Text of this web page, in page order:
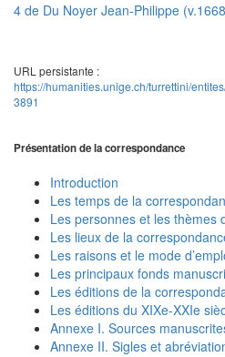
4 de Du Noyer Jean-Philippe
URL persistante :
https://humanities.unige.ch/turrettini/
3891
Présentation de la correspondance
Introduction
Les temps de la
Les personnes et les thèmes
Les lieux de la
Les raisons et le mode
Les principaux fonds
Les éditions de la
Les éditions du XIXe-XXIe
Annexe I. Sources
Annexe II. Sigles et